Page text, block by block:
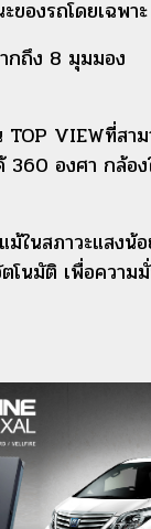
ของรถโดยเฉพา
กถึง 8 มุมมอง
VIEWที่สา
360 องศา กล้อง
ในสภาวะแสงน้
โนมัติ เพื่อความ